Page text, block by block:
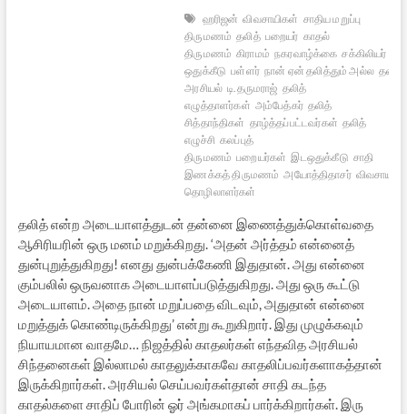
ஹரிஜன் விவசாயிகள் சாதிய மறுப்பு
திருமணம் தலித் பறையர் காதல்
திருமணம் கிராமம் நகரவாழ்க்கை சக்கிலியர்
ஒதுக்கீடு பள்ளர் நான் ஏன் தலித்தும் அல்ல தலித்
அரசியல் டி.தருமராஜ் தலித்
எழுத்தாளர்கள் அம்பேத்கர் தலித்
சித்தாந்திகள் தாழ்த்தப்பட்டவர்கள் தலித்
எழுச்சி கலப்புத்
திருமணம் பறையர்கள் இடஒதுக்கீடு சாதி
இணக்கத் திருமணம் அயோத்திதாசர் விவசாயத்
தொழிலாளர்கள்
தலித் என்ற அடையாளத்துடன் தன்னை இணைத்துக்கொள்வதை
ஆசிரியரின் ஒரு மனம் மறுக்கிறது. ‘அதன் அர்த்தம் என்னைத்
துன்புறுத்துகிறது! எனது துன்பக்கேணி இதுதான். அது என்னை
கும்பலில் ஒருவனாக அடையாளப்படுத்துகிறது. அது ஒரு கூட்டு
அடையாளம். அதை நான் மறுப்பதை விடவும், அதுதான் என்னை
மறுத்துக் கொண்டிருக்கிறது’ என்று கூறுகிறார். இது முழுக்கவும்
நியாயமான வாதமே… நிஜத்தில் காதலர்கள் எந்தவித அரசியல்
சிந்தனைகள் இல்லாமல் காதலுக்காகவே காதலிப்பவர்களாகத்தான்
இருக்கிறார்கள். அரசியல் செய்பவர்கள்தான் சாதி கடந்த
காதல்களை சாதிப் போரின் ஓர் அங்கமாகப் பார்க்கிறார்கள். இரு